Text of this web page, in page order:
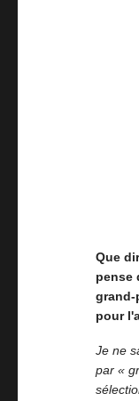
Que
pense
pour
Je ne
par «